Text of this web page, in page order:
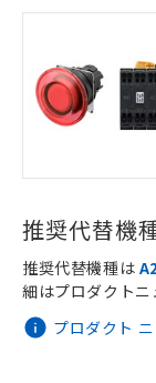
推奨代替機
プロダクト
推奨代替機種は
細はプロダクトニ